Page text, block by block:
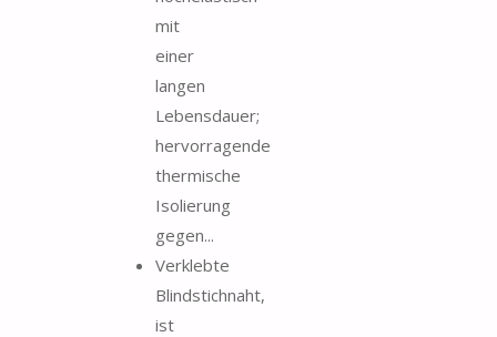
mit
einer
langen
Lebensdauer;
hervorragende
thermische
Isolierung
gegen...
Verklebte
Blindstichnaht,
ist